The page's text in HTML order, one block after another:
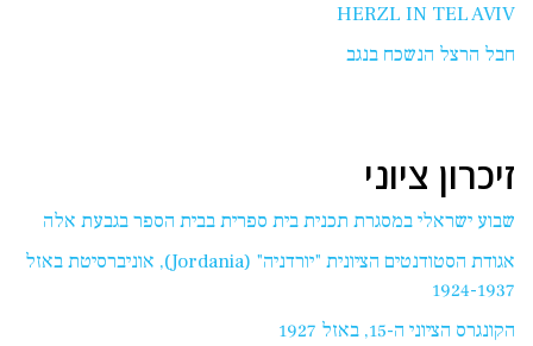
HERZL IN TEL AVIV
חבל הרצל הנשכח בנגב
זיכרון ציוני
שבוע ישראלי במסגרת תכנית בית ספרית בבית הספר בגבעת אלה
אגודת הסטודנטים הציונית "יורדניה" (Jordania), אוניברסיטת באזל
1924-1937
הקונגרס הציוני ה-15, באזל 1927